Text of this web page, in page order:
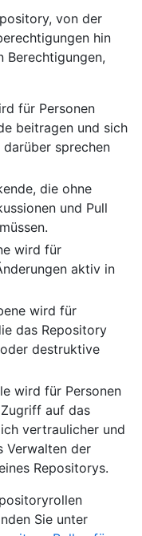
von der
hin
Berechtigungen,
für Personen
beitragen und sich
sprechen
die ohne
und Pull
wird für
aktiv in
wird für
das Repository
destruktive
wird für Personen
auf das
vertraulicher und
Verwalten der
Repositorys.
Sie unter